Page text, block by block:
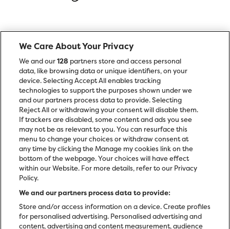
We Care About Your Privacy
We and our128 partners store and access personal
data, like browsing data or unique identifiers, on your
device. Selecting Accept All enables tracking
technologies to support the purposes shown under we
and our partners process data to provide. Selecting
Reject All or withdrawing your consent will disable them.
If trackers are disabled, some content and ads you see
may not be as relevant to you. You can resurface this
menu to change your choices or withdraw consent at
any time by clicking the Manage my cookies link on the
bottom of the webpage. Your choices will have effect
within our Website. For more details, refer to our Privacy
Policy.
We and our partners process data to provide:
Store and/or access information on a device. Create profiles
for personalised advertising. Personalised advertising and
content, advertising and content measurement, audience